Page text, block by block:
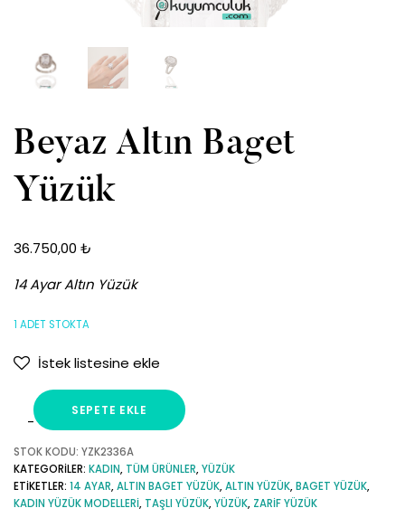
Beyaz Altın Baget
Yüzük
36.750,00 ₺
14 Ayar Altın Yüzük
1 ADET STOKTA
İstek listesine ekle
Beyaz
Altın
Baget
Yüzük
SEPETE EKLE
STOK KODU: YZK2336A
KATEGORILER: KADIN, TÜM ÜRÜNLER,YÜZÜK
ETIKETLER: 14 AYAR,ALTIN BAGET YÜZÜK,ALTIN YÜZÜK,BAGET YÜZÜK,
KADIN YÜZÜK MODELLERI, TAŞLI YÜZÜK,YÜZÜK, ZARIF YÜZÜK